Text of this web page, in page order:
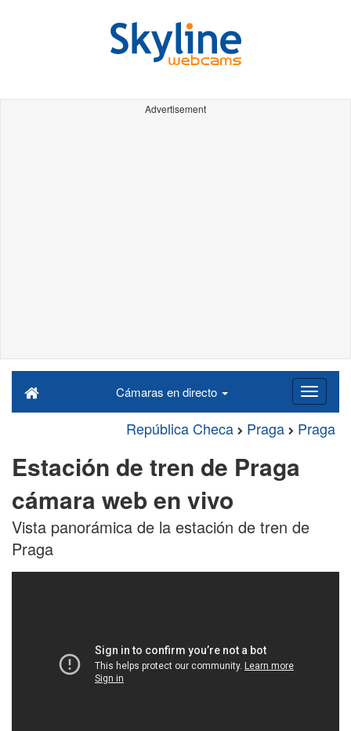
Advertisement
Cámaras en directo
República Checa Praga Praga
Estación de tren de Praga
cámara web en vivo
Vista panorámica de la estación de tren de
Praga